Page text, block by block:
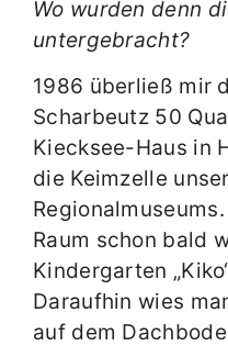
Wo wurden denn
untergebracht?
1986 überließ mir
Scharbeutz 50
Kiecksee-Haus in
die Keimzelle
Raum schon bald
Kindergarten
Daraufhin wies
auf dem